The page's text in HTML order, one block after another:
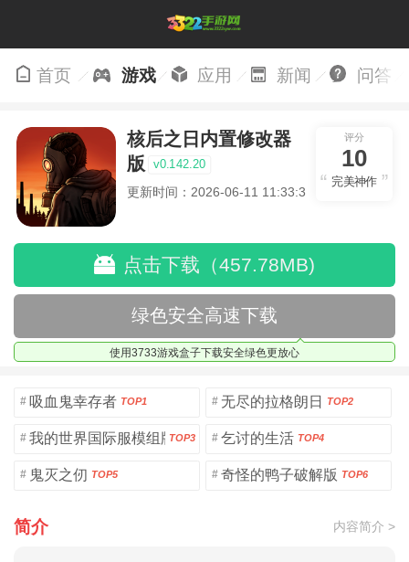
首页 游戏 应用 新闻 问答
核后之日内置修改器
版
v0.142.20
更新时间：2026-06-11 11:33:36
评分
10
完美神作
点击下载（457.78MB)
绿色安全高速下载
使用3733游戏盒子下载安全绿色更放心
# 吸血鬼幸存者 TOP1 # 无尽的拉格朗日 TOP2
# 我的世界国际服模组版TOP3 # 乞讨的生活 TOP4
# 鬼灭之仞 TOP5 # 奇怪的鸭子破解版 TOP6
简介 内容简介 >